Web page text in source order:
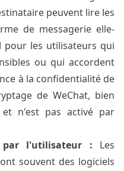
peuvent lire les
de messagerie elle-
pour les utilisateurs qui
ou qui accordent
à la confidentialité de
de WeChat, bien
n'est pas activé par
par l'utilisateur : Les
souvent des logiciels